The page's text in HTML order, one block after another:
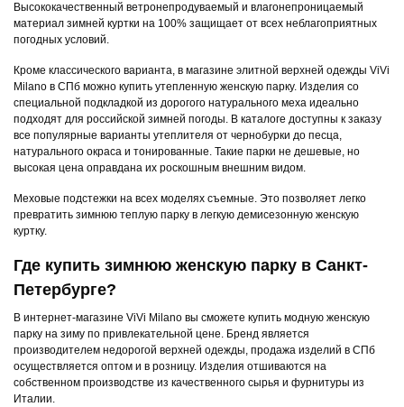
Высококачественный ветронепродуваемый и влагонепроницаемый
материал зимней куртки на 100% защищает от всех неблагоприятных
погодных условий.
Кроме классического варианта, в магазине элитной верхней одежды ViVi
Milano в СПб можно купить утепленную женскую парку. Изделия со
специальной подкладкой из дорогого натурального меха идеально
подходят для российской зимней погоды. В каталоге доступны к заказу
все популярные варианты утеплителя от чернобурки до песца,
натурального окраса и тонированные. Такие парки не дешевые, но
высокая цена оправдана их роскошным внешним видом.
Меховые подстежки на всех моделях съемные. Это позволяет легко
превратить зимнюю теплую парку в легкую демисезонную женскую
куртку.
Где купить зимнюю женскую парку в Санкт-
Петербурге?
В интернет-магазине ViVi Milano вы сможете купить модную женскую
парку на зиму по привлекательной цене. Бренд является
производителем недорогой верхней одежды, продажа изделий в СПб
осуществляется оптом и в розницу. Изделия отшиваются на
собственном производстве из качественного сырья и фурнитуры из
Италии.